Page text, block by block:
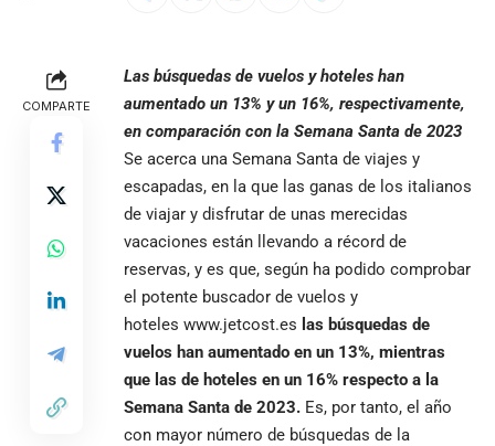
COMPARTE
Las búsquedas de vuelos y hoteles han
aumentado un 13% y un 16%, respectivamente,
en comparación con la Semana Santa de 2023
Se acerca una Semana Santa de viajes y
escapadas, en la que las ganas de los italianos
de viajar y disfrutar de unas merecidas
vacaciones están llevando a récord de
reservas, y es que, según ha podido comprobar
el potente buscador de vuelos y
hoteles www.jetcost.es las búsquedas de
vuelos han aumentado en un 13%, mientras
que las de hoteles en un 16% respecto a la
Semana Santa de 2023. Es, por tanto, el año
con mayor número de búsquedas de la